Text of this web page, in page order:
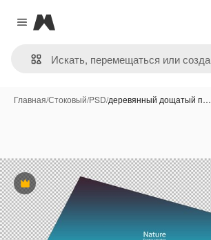
Close menu
Magnific
Главная/Стоковый/PSD/деревянный дощатый п…
Премиум